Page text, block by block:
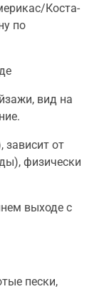
Коста-
по
вид на
зависит от
физически
выходе с
пески,